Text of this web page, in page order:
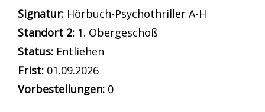
Signatur: Hörbuch-Psychothriller A-H
Standort 2: 1. Obergeschoß
Status: Entliehen
Frist: 01.09.2026
Vorbestellungen: 0